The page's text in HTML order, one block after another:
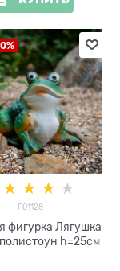
F01128
фигурка Лягушка
полистоун h=25см